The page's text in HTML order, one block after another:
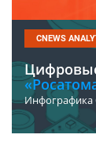
CNEWS
Инфографика